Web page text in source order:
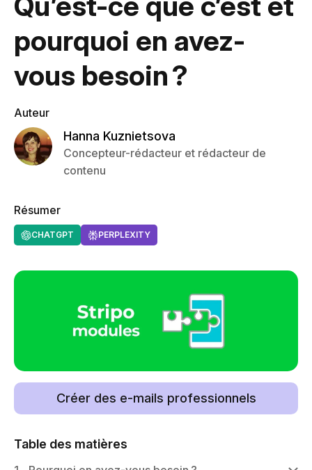
pourquoi en avez-
vous besoin ?
Auteur
Hanna Kuznietsova
Concepteur-rédacteur et rédacteur de
contenu
Résumer
CHATGPT PERPLEXITY
Créer des e-mails professionnels
Table des matières